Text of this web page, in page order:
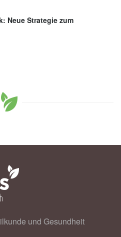
Neue Strategie zum
und Gesundheit